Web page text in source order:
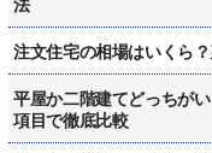
注文住宅の相場はいくら
平屋か二階建てどっちが
項目で徹底比較